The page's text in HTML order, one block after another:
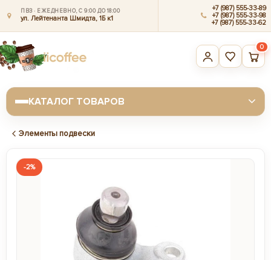
ПВЗ · ЕЖЕДНЕВНО, С 9:00 ДО 18:00
ул. Лейтенанта Шмидта, 1Б к1
+7 (987) 555-33-89
+7 (987) 555-33-98
+7 (987) 555-33-62
0
КАТАЛОГ ТОВАРОВ
Элементы подвески
-2%